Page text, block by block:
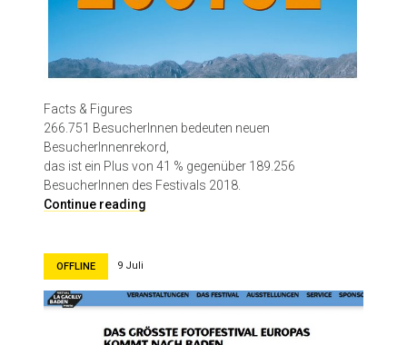
Facts & Figures
266.751 BesucherInnen bedeuten neuen
BesucherInnenrekord,
das ist ein Plus von 41 % gegenüber 189.256
BesucherInnen des Festivals 2018.
Continue reading
r
a
OFFLINE 9 Juli